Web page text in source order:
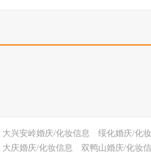
大兴安岭婚庆/化妆信息 绥化婚庆/化
大庆婚庆/化妆信息
双鸭山婚庆/化妆